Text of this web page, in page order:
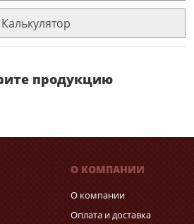
Калькулятор
продукцию
О КОМПАНИИ
О компании
Оплата и доставка